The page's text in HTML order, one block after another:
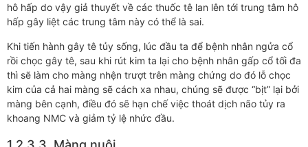
hô hấp do vậy giả thuyết về các thuốc tê lan lên tới trung tâm hô
hấp gây liệt các trung tâm này có thể là sai.
Khi tiến hành gây tê tủy sống, lúc đầu ta để bệnh nhân ngửa cổ
rồi chọc gây tê, sau khi rút kim ta lại cho bệnh nhân gấp cổ tối đa
thì sẽ làm cho màng nhện trượt trên màng chứng do đó lỗ chọc
kim của cả hai màng sẽ cách xa nhau, chúng sẽ được “bịt” lại bởi
màng bên cạnh, điều đó sẽ hạn chế việc thoát dịch não tủy ra
khoang NMC và giảm tỷ lệ nhức đầu.